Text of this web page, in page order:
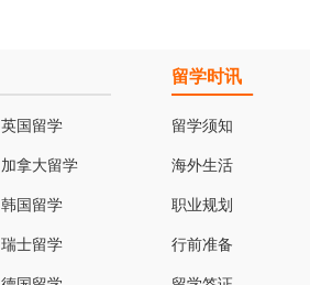
英国留学
加拿大留学
韩国留学
瑞士留学
留学时讯
留学须知
海外生活
职业规划
行前准备